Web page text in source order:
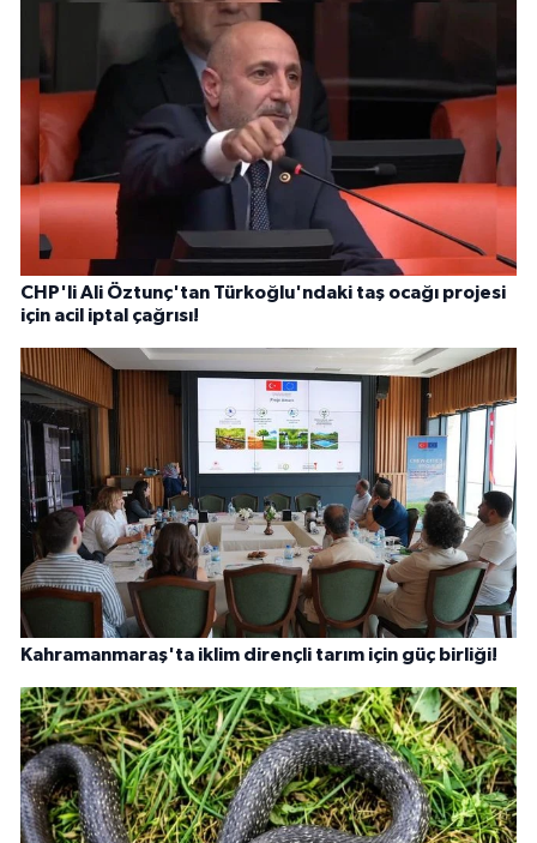
CHP'li Ali Öztunç'tan Türkoğlu'ndaki taş ocağı projesi
için acil iptal çağrısı!
Kahramanmaraş'ta iklim dirençli tarım için güç birliği!